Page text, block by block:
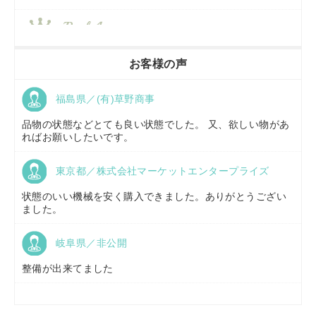
京都府／
福島県／(有)草野商事
山形県／株式会社ノーキステージ
お客様の声
福島県／(有)草野商事
品物の状態などとても良い状態でした。 又、欲しい物があ
ればお願いしたいです。
東京都／株式会社マーケットエンタープライズ
状態のいい機械を安く購入できました。ありがとうござい
ました。
岐阜県／非公開
整備が出来てました